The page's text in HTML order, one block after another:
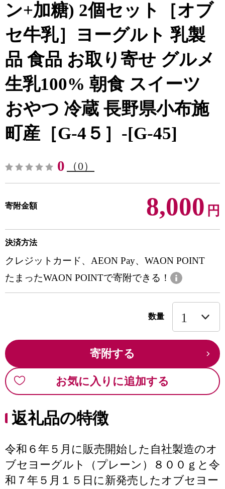
ン+加糖) 2個セット［オブ
セ牛乳］ヨーグルト 乳製
品 食品 お取り寄せ グルメ
生乳100% 朝食 スイーツ
おやつ 冷蔵 長野県小布施
町産［G-4５］-[G-45]
0 （0）
寄附金額 8,000 円
決済方法
クレジットカード、AEON Pay、WAON POINT
たまったWAON POINTで寄附できる！
数量
寄附する
お気に入りに追加する
返礼品の特徴
令和６年５月に販売開始した自社製造のオ
ブセヨーグルト（プレーン）８００ｇと令
和７年５月１５日に新発売したオブセヨー